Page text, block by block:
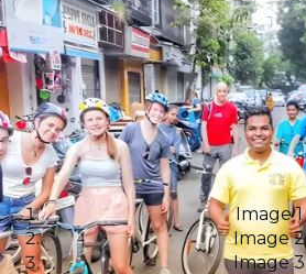
Image 1
Image 2
Image 3